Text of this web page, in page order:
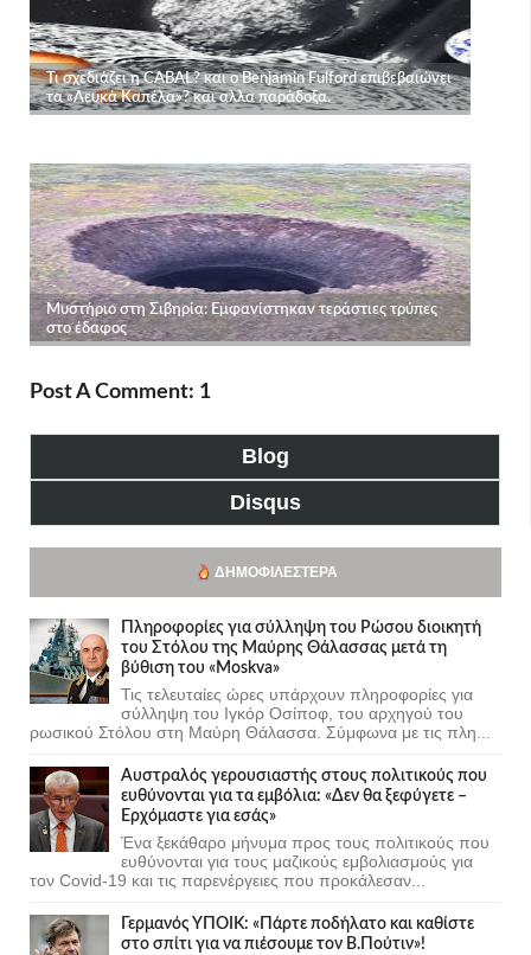
Post A Comment: 1
Blog
Disqus
ΔΗΜΟΦΙΛΈΣΤΕΡΑ
Πληροφορίες για σύλληψη του Ρώσου διοικητή
του Στόλου της Mαύρης Θάλασσας μετά τη
βύθιση του «Moskva»
Τις τελευταίες ώρες υπάρχουν πληροφορίες για
σύλληψη του Ιγκόρ Οσίποφ, του αρχηγού του
ρωσικού Στόλου στη Μαύρη Θάλασσα. Σύμφωνα με τις πλη...
Αυστραλός γερουσιαστής στους πολιτικούς που
ευθύνονται για τα εμβόλια: «Δεν θα ξεφύγετε –
Ερχόμαστε για εσάς»
Ένα ξεκάθαρο μήνυμα προς τους πολιτικούς που
ευθύνονται για τους μαζικούς εμβολιασμούς για
τον Covid-19 και τις παρενέργειες που προκάλεσαν...
Γερμανός ΥΠΟΙΚ: «Πάρτε ποδήλατο και καθίστε
στο σπίτι για να πιέσουμε τον Β.Πούτιν»!